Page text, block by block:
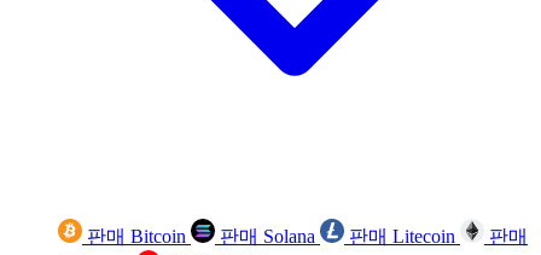
판매 Bitcoin 판매 Solana 판매 Litecoin
판매